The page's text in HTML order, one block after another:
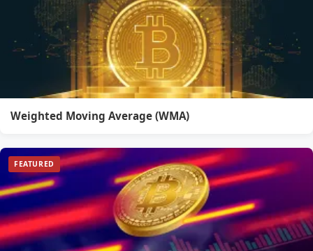
Weighted Moving Average (WMA)
FEATURED